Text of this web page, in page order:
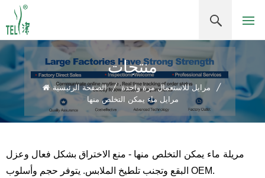
منتجات
الصفحة الرئيسية / مرايل للاستعمال مرة واحدة /
مرايل ماء يمكن التخلص منها
مريلة ماء يمكن التخلص منها - منع الاختراق بشكل فعال وعزل
البقع وتجنب تلطيخ الملابس. يتوفر حجم وأسلوب OEM.